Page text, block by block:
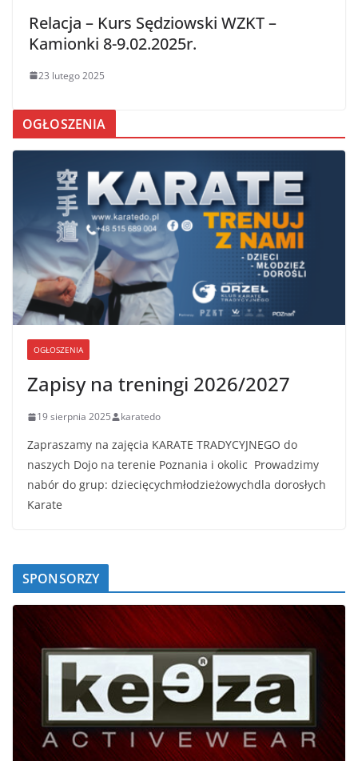
Relacja – Kurs Sędziowski WZKT –
Kamionki 8-9.02.2025r.
23 lutego 2025
OGŁOSZENIA
OGŁOSZENIA
Zapisy na treningi 2026/2027
19 sierpnia 2025 karatedo
Zapraszamy na zajęcia KARATE TRADYCYJNEGO do
naszych Dojo na terenie Poznania i okolic Prowadzimy
nabór do grup: dziecięcychmłodzieżowychdla dorosłych
Karate
SPONSORZY